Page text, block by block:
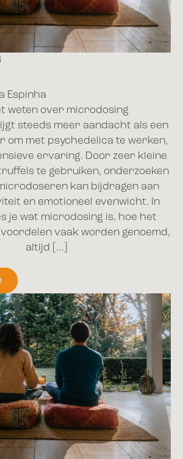
Espinha
weten over microdosing
steeds meer aandacht als een
om met psychedelica te werken,
ervaring. Door zeer kleine
te gebruiken, onderzoeken
kan bijdragen aan
en emotioneel evenwicht. In
je wat microdosing is, hoe het
vaak worden genoemd,
altijd […]